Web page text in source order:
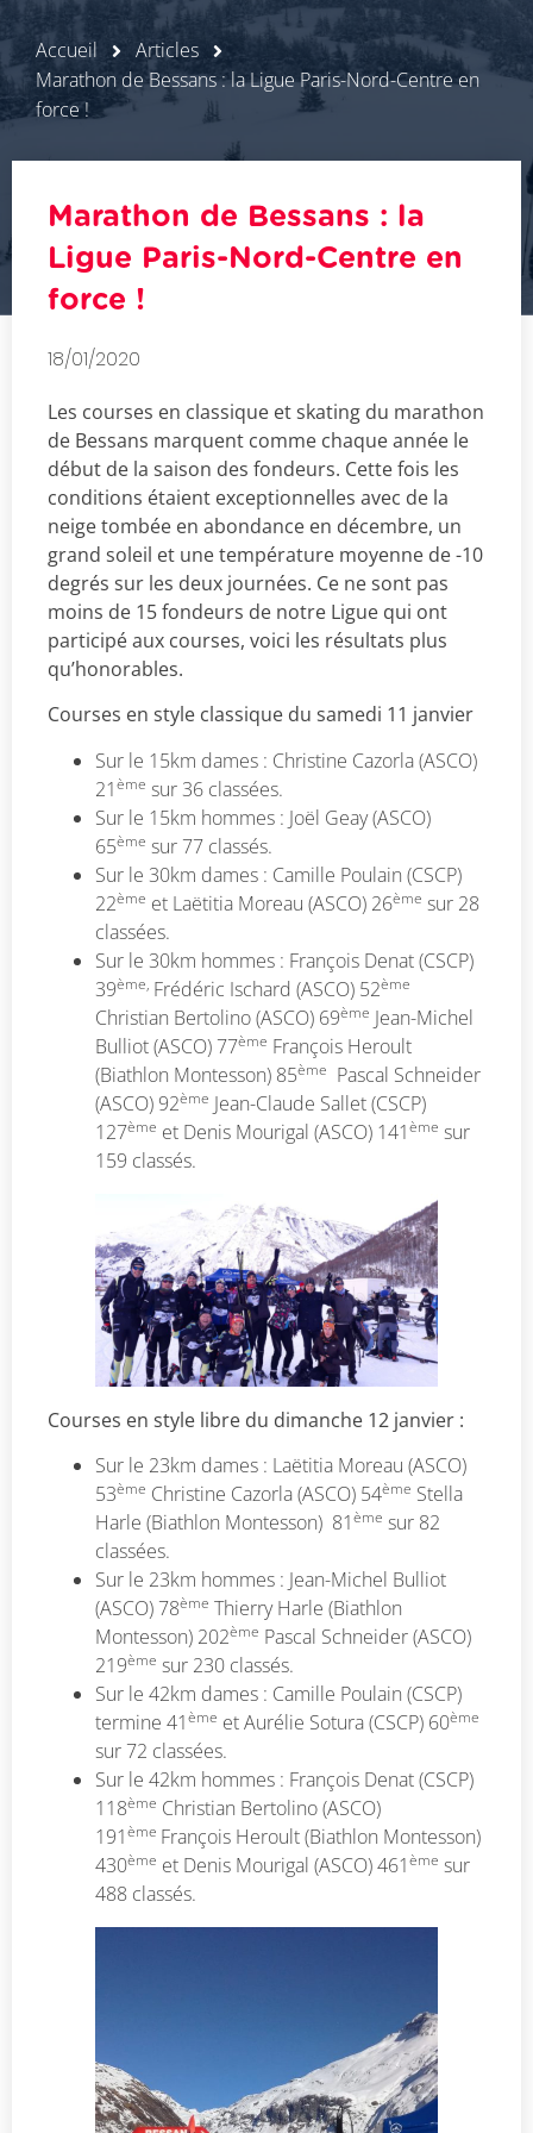
Accueil
Articles
Marathon de Bessans : la Ligue Paris-Nord-Centre en
force !
Marathon de Bessans : la
Ligue Paris-Nord-Centre en
force !
18/01/2020
Les courses en classique et skating du marathon
de Bessans marquent comme chaque année le
début de la saison des fondeurs. Cette fois les
conditions étaient exceptionnelles avec de la
neige tombée en abondance en décembre, un
grand soleil et une température moyenne de -10
degrés sur les deux journées. Ce ne sont pas
moins de 15 fondeurs de notre Ligue qui ont
participé aux courses, voici les résultats plus
qu’honorables.
Courses en style classique du samedi 11 janvier
Sur le 15km dames : Christine Cazorla (ASCO)
21ème sur 36 classées.
Sur le 15km hommes : Joël Geay (ASCO)
65ème sur 77 classés.
Sur le 30km dames : Camille Poulain (CSCP)
22ème et Laëtitia Moreau (ASCO) 26ème sur 28
classées.
Sur le 30km hommes : François Denat (CSCP)
39ème, Frédéric Ischard (ASCO) 52ème
Christian Bertolino (ASCO) 69ème Jean-Michel
Bulliot (ASCO) 77ème François Heroult
(Biathlon Montesson) 85ème Pascal Schneider
(ASCO) 92ème Jean-Claude Sallet (CSCP)
127ème et Denis Mourigal (ASCO) 141ème sur
159 classés.
Courses en style libre du dimanche 12 janvier :
Sur le 23km dames : Laëtitia Moreau (ASCO)
53ème Christine Cazorla (ASCO) 54ème Stella
Harle (Biathlon Montesson) 81ème sur 82
classées.
Sur le 23km hommes : Jean-Michel Bulliot
(ASCO) 78ème Thierry Harle (Biathlon
Montesson) 202ème Pascal Schneider (ASCO)
219ème sur 230 classés.
Sur le 42km dames : Camille Poulain (CSCP)
termine 41ème et Aurélie Sotura (CSCP) 60ème
sur 72 classées.
Sur le 42km hommes : François Denat (CSCP)
118ème Christian Bertolino (ASCO)
191ème François Heroult (Biathlon Montesson)
430ème et Denis Mourigal (ASCO) 461ème sur
488 classés.